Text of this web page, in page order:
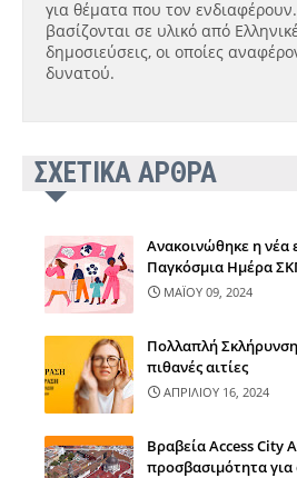
για θέματα που τον
βασίζονται σε υλικό από
δημοσιεύσεις, οι οποίες
δυνατού.
ΣΧΕΤΙΚΑ ΑΡΘΡΑ
Ανακοινώθηκε η νέα
Παγκόσμια Ημέρα
ΜΑΪΟΥ 09, 2024
Πολλαπλή
πιθανές αιτίες
ΑΠΡΙΛΙΟΥ 16, 2024
Βραβεία Access City
προσβασιμότητα